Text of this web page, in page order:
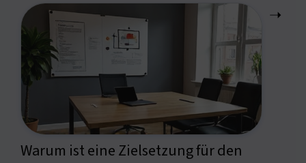
➝
Warum ist eine Zielsetzung für den